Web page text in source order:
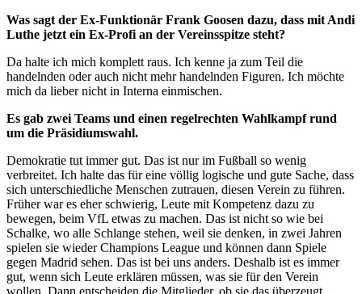
Was sagt der Ex-Funktionär Frank Goosen dazu, dass mit Andi
Luthe jetzt ein Ex-Profi an der Vereinsspitze steht?
Da halte ich mich komplett raus. Ich kenne ja zum Teil die
handelnden oder auch nicht mehr handelnden Figuren. Ich möchte
mich da lieber nicht in Interna einmischen.
Es gab zwei Teams und einen regelrechten Wahlkampf rund
um die Präsidiumswahl.
Demokratie tut immer gut. Das ist nur im Fußball so wenig
verbreitet. Ich halte das für eine völlig logische und gute Sache, dass
sich unterschiedliche Menschen zutrauen, diesen Verein zu führen.
Früher war es eher schwierig, Leute mit Kompetenz dazu zu
bewegen, beim VfL etwas zu machen. Das ist nicht so wie bei
Schalke, wo alle Schlange stehen, weil sie denken, in zwei Jahren
spielen sie wieder Champions League und können dann Spiele
gegen Madrid sehen. Das ist bei uns anders. Deshalb ist es immer
gut, wenn sich Leute erklären müssen, was sie für den Verein
wollen. Dann entscheiden die Mitglieder, ob sie das überzeugt.